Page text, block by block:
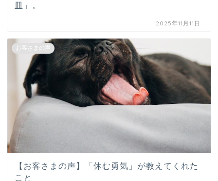
皿」。
2025年11月11日
お客さまの声
【お客さまの声】「休む勇気」が教えてくれた
こと